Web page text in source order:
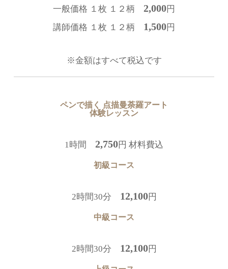
一般価格 １枚 １２柄 2,000円
講師価格 １枚 １２柄 1,500円
※金額はすべて税込です
ペンで描く 点描曼荼羅アート
体験レッスン
1時間 2,750円 材料費込
初級コース
2時間30分 12,100円
中級コース
2時間30分 12,100円